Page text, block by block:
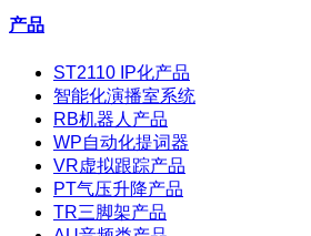
产品
ST2110 IP化产品
智能化演播室系统
RB机器人产品
WP自动化提词器
VR虚拟跟踪产品
PT气压升降产品
TR三脚架产品